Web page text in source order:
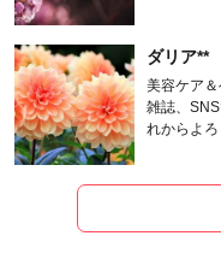
ダリア**
美容ケア
雑誌、
れからよ